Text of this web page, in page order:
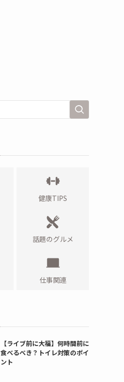
健康TIPS
話題のグルメ
仕事関連
【ライブ前に大福】何時間前に
食べるべき？トイレ対策のポイ
ント